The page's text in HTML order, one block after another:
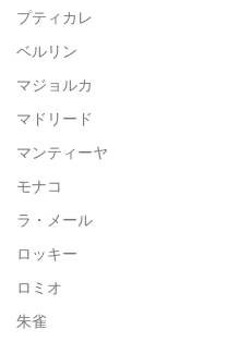
プティカレ
ベルリン
マジョルカ
マドリード
マンティーヤ
モナコ
ラ・メール
ロッキー
ロミオ
朱雀